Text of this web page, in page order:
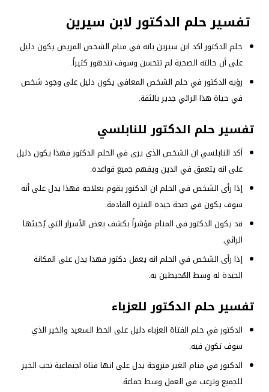
تفسير حلم الدكتور لابن سيرين
حلم الدكتور اكد ابن سيرين بانه في منام الشخص المريض يكون دليل
على أن حالته الصحية لم تتحسن وسوف تتدهور كثيراً.
رؤية الدكتور في حلم الشخص المعافى يكون دليل على وجود شخص
في حياة هذا الرائي جدير بالثقة.
تفسير حلم الدكتور للنابلسي
أكد النابلسي ان الشخص الذي يرى في الحلم الدكتور فهذا يكون دليل
على انه يتعمق في الدين ويفهم جميع قواعده.
إذا رأى الشخص في الحلم ان الدكتور يقوم بعلاجه فهذا يدل على أنه
سوف يكون في صحة جيدة الفترة القادمة.
قد يكون الدكتور في المنام مؤشراً بكشف بعض الأسرار التي يُخبئها
الرائي.
إذا رأى الشخص في الحلم انه يعمل دكتور فهذا يدل على المكانة
الجيدة له وسط المُحيطين به.
تفسير حلم الدكتور للعزباء
الدكتور في حلم الفتاة العزباء دليل على الحظ السعيد والخير الذي
سوف تكون فيه.
الدكتور في منام الغير متزوجة يدل على انها فتاة اجتماعية تحب الخير
للجميع وترغب في العمل وسط جماعة.